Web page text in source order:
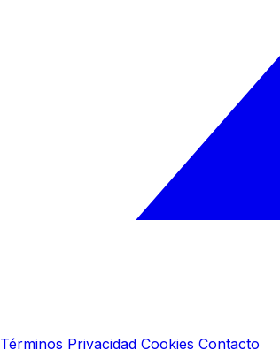
Términos Privacidad Cookies Contacto